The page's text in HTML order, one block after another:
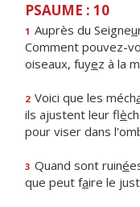
PSAUME : 10
1 Auprès du Seigneu
Comment pouvez-vo
oiseaux, fuyez à la
2 Voici que les méch
ils ajustent leur flè
pour viser dans
3 Quand sont ruiné
que peut faire le